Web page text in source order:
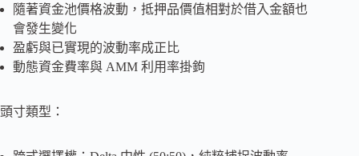
隨著資金池價格波動，抵押品價值相對於借入金額也
會發生變化
盈虧與已實現的波動率成正比
動態資金費率與 AMM 利用率掛鉤
頭寸類型：